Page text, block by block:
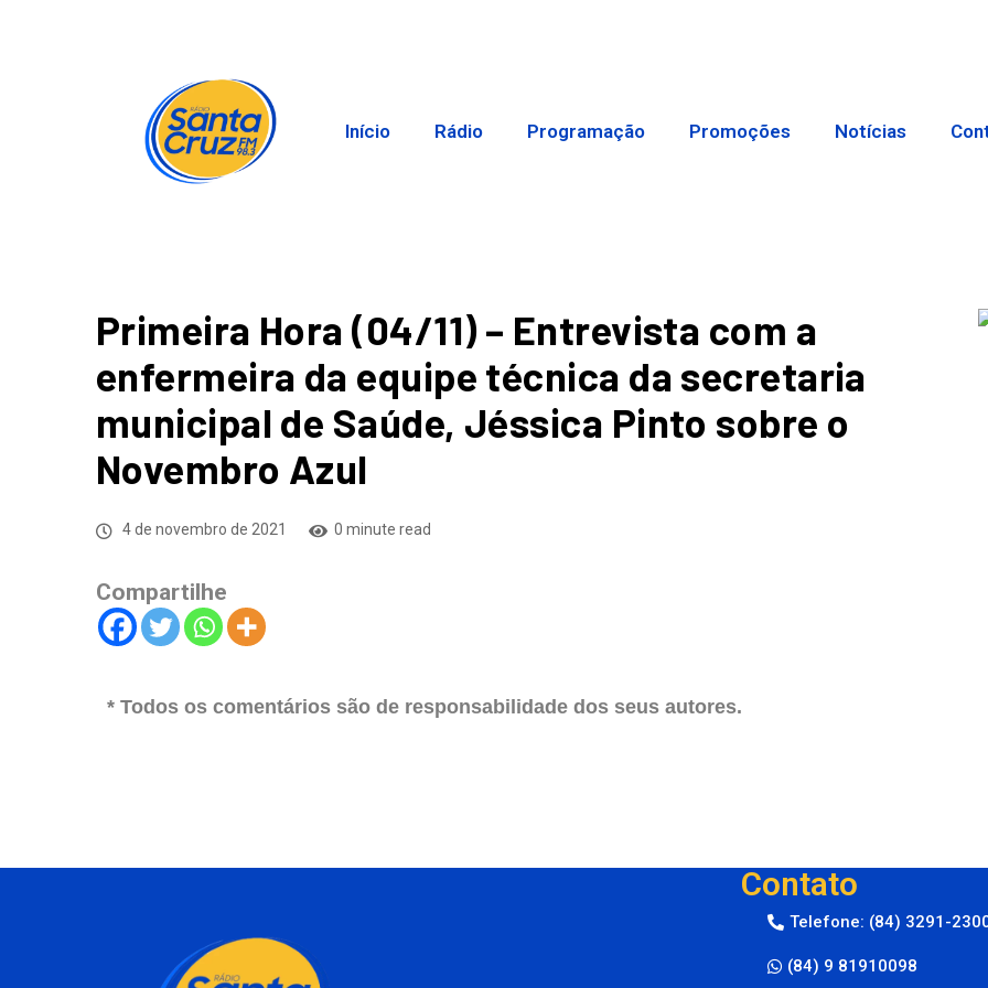
Início Rádio Programação Promoções Notícias
Primeira Hora (04/11) – Entrevista com a
enfermeira da equipe técnica da secretaria
municipal de Saúde, Jéssica Pinto sobre o
Novembro Azul
4 de novembro de 2021 0 minute read
Compartilhe
* Todos os comentários são de responsabilidade dos seus autores.
Contato
Telefone: (84) 3291-
(84) 9 81910098